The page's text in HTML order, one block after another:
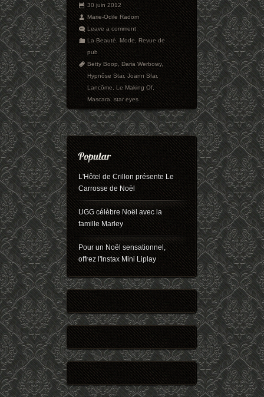
30 juin 2012
Marie-Odile Radom
Leave a comment
La Beauté,Mode,Revue de
pub
Betty Boop,Daria Werbowy,
Hypnôse Star,Joann Sfar,
Lancôme,Le Making Of,
Mascara,star eyes
L'Hôtel de Crillon présente Le
Carrosse de Noël
UGG célèbre Noël avec la
famille Marley
Pour un Noël sensationnel,
offrez l'Instax Mini Liplay